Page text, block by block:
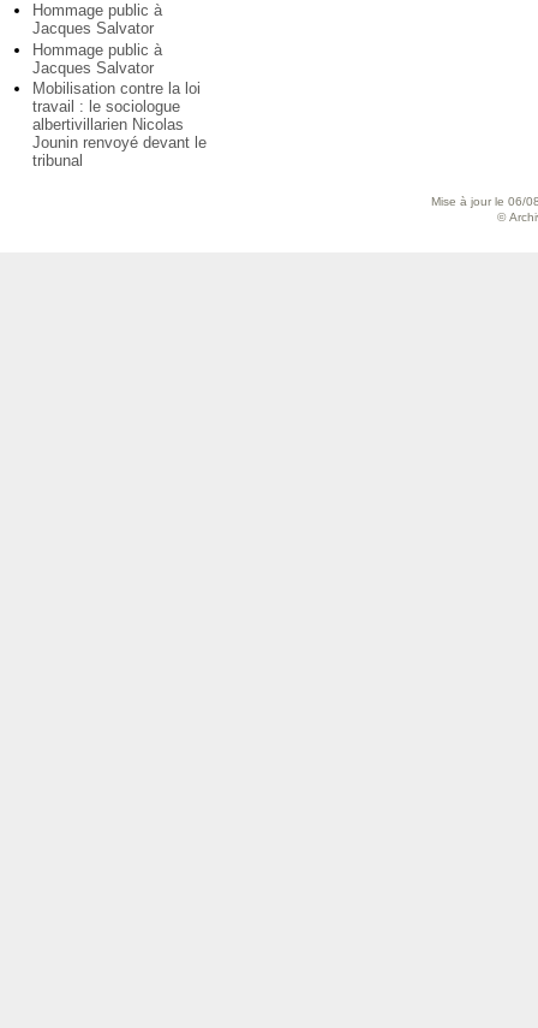
Hommage public à
Jacques Salvator
Hommage public à
Jacques Salvator
Mobilisation contre la loi
travail : le sociologue
albertivillarien Nicolas
Jounin renvoyé devant le
tribunal
Mise à jour le 06/
©